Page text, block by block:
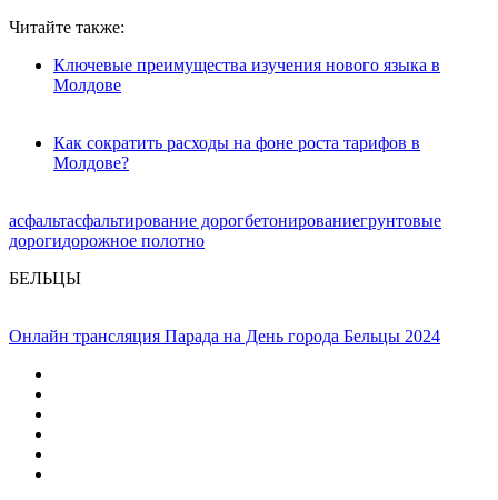
Читайте также:
Ключевые преимущества изучения нового языка в
Молдове
Как сократить расходы на фоне роста тарифов в
Молдове?
асфальтасфальтирование дорогбетонированиегрунтовые
дорогидорожное полотно
БЕЛЬЦЫ
Онлайн трансляция Парада на День города Бельцы 2024